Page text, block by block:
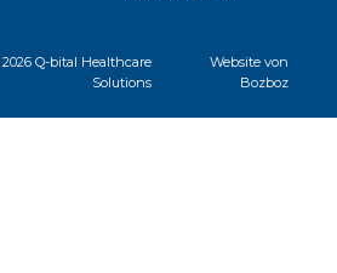
2026 Q-bital Healthcare
Solutions
Website von
Bozboz